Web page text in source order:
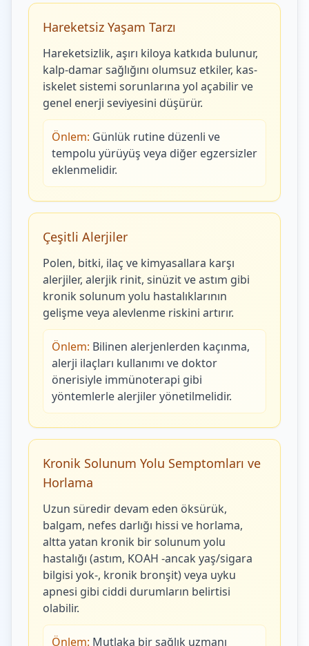
Hareketsiz Yaşam Tarzı
Hareketsizlik, aşırı kiloya katkıda bulunur,
kalp-damar sağlığını olumsuz etkiler, kas-
iskelet sistemi sorunlarına yol açabilir ve
genel enerji seviyesini düşürür.
Önlem: Günlük rutine düzenli ve
tempolu yürüyüş veya diğer egzersizler
eklenmelidir.
Çeşitli Alerjiler
Polen, bitki, ilaç ve kimyasallara karşı
alerjiler, alerjik rinit, sinüzit ve astım gibi
kronik solunum yolu hastalıklarının
gelişme veya alevlenme riskini artırır.
Önlem: Bilinen alerjenlerden kaçınma,
alerji ilaçları kullanımı ve doktor
önerisiyle immünoterapi gibi
yöntemlerle alerjiler yönetilmelidir.
Kronik Solunum Yolu Semptomları ve
Horlama
Uzun süredir devam eden öksürük,
balgam, nefes darlığı hissi ve horlama,
altta yatan kronik bir solunum yolu
hastalığı (astım, KOAH -ancak yaş/sigara
bilgisi yok-, kronik bronşit) veya uyku
apnesi gibi ciddi durumların belirtisi
olabilir.
Önlem: Mutlaka bir sağlık uzmanı